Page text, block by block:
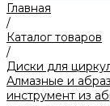
Главная
/
Каталог товаров
/
Диски для
Алмазные и
инструмент из